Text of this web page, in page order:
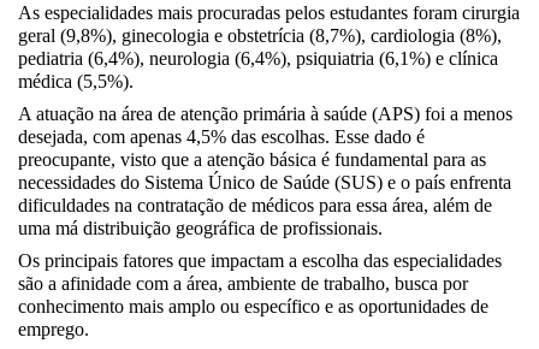
As especialidades mais procuradas pelos estudantes foram cirurgia
geral (9,8%), ginecologia e obstetrícia (8,7%), cardiologia (8%),
pediatria (6,4%), neurologia (6,4%), psiquiatria (6,1%) e clínica
médica (5,5%).
A atuação na área de atenção primária à saúde (APS) foi a menos
desejada, com apenas 4,5% das escolhas. Esse dado é
preocupante, visto que a atenção básica é fundamental para as
necessidades do Sistema Único de Saúde (SUS) e o país enfrenta
dificuldades na contratação de médicos para essa área, além de
uma má distribuição geográfica de profissionais.
Os principais fatores que impactam a escolha das especialidades
são a afinidade com a área, ambiente de trabalho, busca por
conhecimento mais amplo ou específico e as oportunidades de
emprego.